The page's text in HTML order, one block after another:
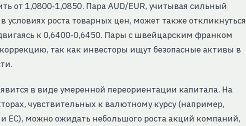
от 1,0800‑1,0850. Пара AUD/EUR, учитывая сильный
условиях роста товарных цен, может также откликнуться
к 0,6400‑0,6450. Пары с швейцарским франком
так как инвесторы ищут безопасные активы в
в виде умеренной переориентации капитала. На
чувствительных к валютному курсу (например,
ЕС), можно ожидать небольшого роста акций компаний,